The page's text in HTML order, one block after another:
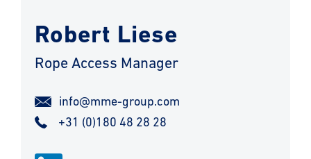
Robert Liese
Rope Access Manager
info@mme-group.com
+31 (0)180 48 28 28